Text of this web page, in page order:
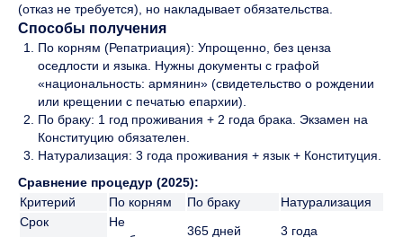
(отказ не требуется), но накладывает обязательства.
Способы получения
По корням (Репатриация): Упрощенно, без ценза
оседлости и языка. Нужны документы с графой
«национальность: армянин» (свидетельство о рождении
или крещении с печатью епархии).
По браку: 1 год проживания + 2 года брака. Экзамен на
Конституцию обязателен.
Натурализация: 3 года проживания + язык + Конституция.
Сравнение процедур (2025):
Критерий
По корням По браку
Натурализация
Срок
Не
365 дней 3 года